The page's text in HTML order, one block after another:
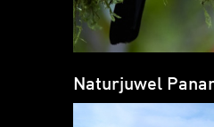
Naturjuwel